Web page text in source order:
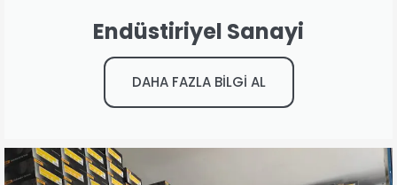
Endüstiriyel Sanayi
DAHA FAZLA BİLGİ AL